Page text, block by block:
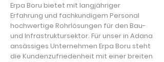
Erpa Boru bietet mit langjähriger
Erfahrung und fachkundigem Personal
hochwertige Rohrlösungen für den Bau-
und Infrastruktursektor. Für unser in Adana
ansässiges Unternehmen Erpa Boru steht
die Kundenzufriedenheit mit einer breiten